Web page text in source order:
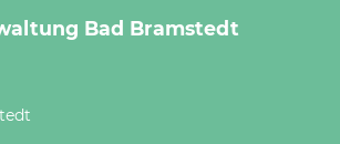
Bad Bramstedt